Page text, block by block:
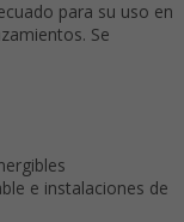
para su uso en
Se
e instalaciones de